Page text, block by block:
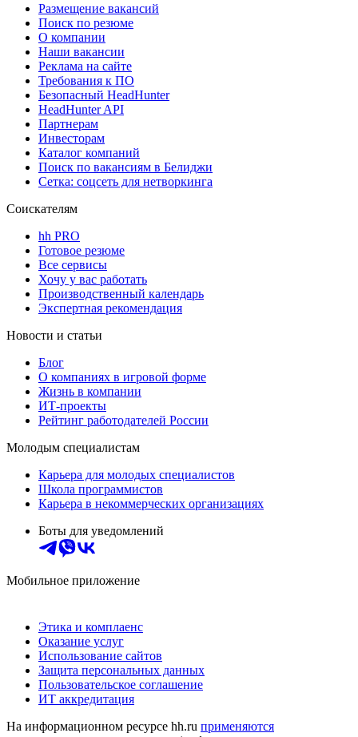
Размещение вакансий
Поиск по резюме
О компании
Наши вакансии
Реклама на сайте
Требования к ПО
Безопасный HeadHunter
HeadHunter API
Партнерам
Инвесторам
Каталог компаний
Поиск по вакансиям в Белиджи
Сетка: соцсеть для нетворкинга
Соискателям
hh PRO
Готовое резюме
Все сервисы
Хочу у вас работать
Производственный календарь
Экспертная рекомендация
Новости и статьи
Блог
О компаниях в игровой форме
Жизнь в компании
ИТ-проекты
Рейтинг работодателей России
Молодым специалистам
Карьера для молодых специалистов
Школа программистов
Карьера в некоммерческих организациях
Боты для уведомлений
Мобильное приложение
Этика и комплаенс
Оказание услуг
Использование сайтов
Защита персональных данных
Пользовательское соглашение
ИТ аккредитация
На информационном ресурсе hh.ru применяются